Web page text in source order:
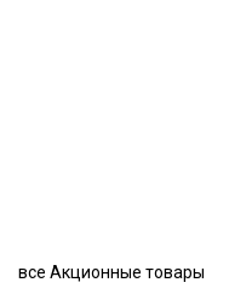
все Акционные товары